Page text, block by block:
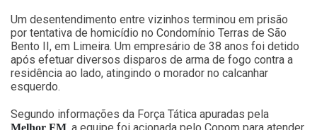
Um desentendimento entre vizinhos terminou em prisão
por tentativa de homicídio no Condomínio Terras de São
Bento II, em Limeira. Um empresário de 38 anos foi detido
após efetuar diversos disparos de arma de fogo contra a
residência ao lado, atingindo o morador no calcanhar
esquerdo.
Segundo informações da Força Tática apuradas pela